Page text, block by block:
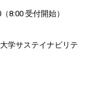
8:00 受付開始）
学サステイナビリテ